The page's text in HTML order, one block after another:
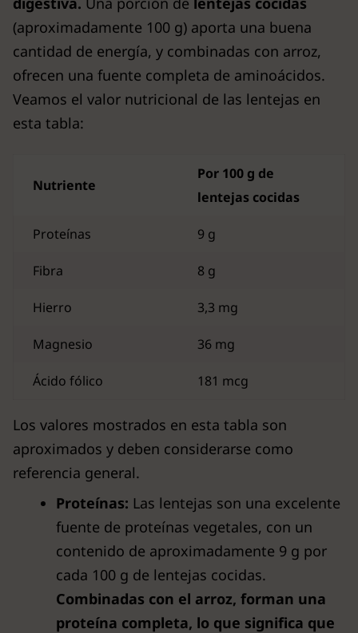
(aproximadamente 100 g) aporta una buena
cantidad de energía, y combinadas con arroz,
ofrecen una fuente completa de aminoácidos.
Veamos el valor nutricional de las lentejas en
esta tabla:
Nutriente
Por 100 g de
lentejas cocidas
Proteínas 9 g
Fibra 8 g
Hierro 3,3 mg
Magnesio 36 mg
Ácido fólico 181 mcg
Los valores mostrados en esta tabla son
aproximados y deben considerarse como
referencia general.
Proteínas: Las lentejas son una excelente
fuente de proteínas vegetales, con un
contenido de aproximadamente 9 g por
cada 100 g de lentejas cocidas.
Combinadas con el arroz, forman una
proteína completa, lo que significa que